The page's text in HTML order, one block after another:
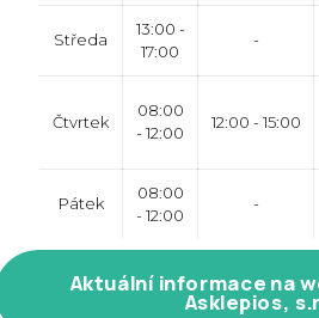
Středa
13:00 -
17:00
-
Čtvrtek
08:00
- 12:00
12:00 - 15:00
Pátek
08:00
- 12:00
-
Aktuální informace na
Asklepios,